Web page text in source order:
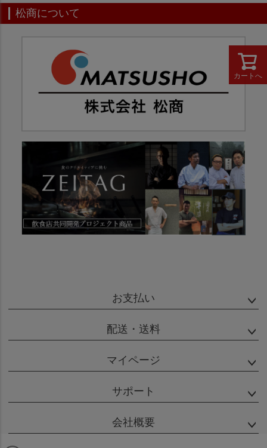
カートへ
松商について
お支払い
配送・送料
マイページ
サポート
会社概要